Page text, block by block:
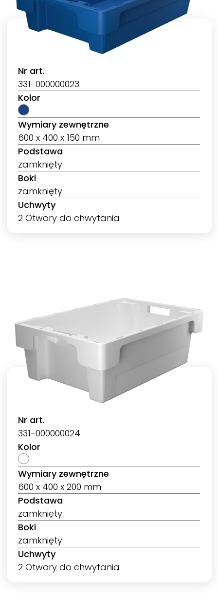
Nr art.
331-000000023
Kolor
Wymiary zewnętrzne
600 x 400 x 150 mm
Podstawa
zamknięty
Boki
zamknięty
Uchwyty
2 Otwory do chwytania
Nr art.
331-000000024
Kolor
Wymiary zewnętrzne
600 x 400 x 200 mm
Podstawa
zamknięty
Boki
zamknięty
Uchwyty
2 Otwory do chwytania